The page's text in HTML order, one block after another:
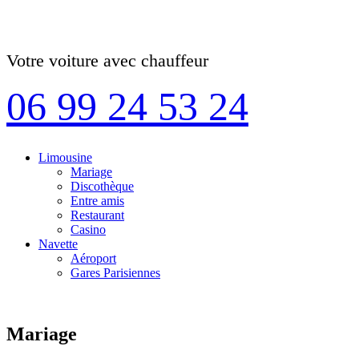
Votre voiture avec chauffeur
06 99 24 53 24
Limousine
Mariage
Discothèque
Entre amis
Restaurant
Casino
Navette
Aéroport
Gares Parisiennes
Mariage